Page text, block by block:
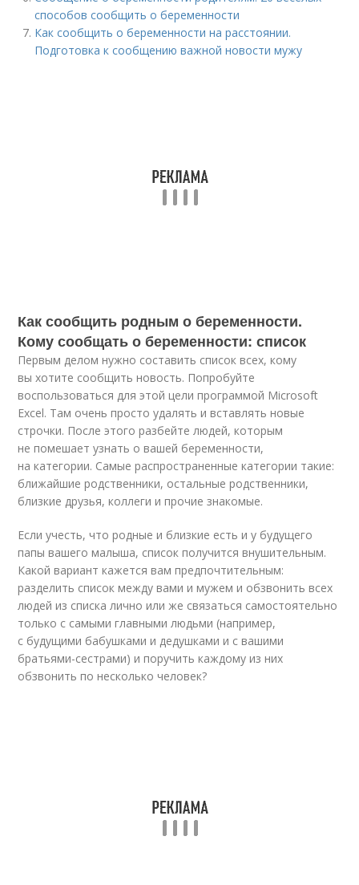
способов сообщить о беременности
Как сообщить о беременности на расстоянии.
Подготовка к сообщению важной новости мужу
Как сообщить родным о беременности.
Кому сообщать о беременности: список
Первым делом нужно составить список всех, кому
вы хотите сообщить новость. Попробуйте
воспользоваться для этой цели программой Microsoft
Excel. Там очень просто удалять и вставлять новые
строчки. После этого разбейте людей, которым
не помешает узнать о вашей беременности,
на категории. Самые распространенные категории такие:
ближайшие родственники, остальные родственники,
близкие друзья, коллеги и прочие знакомые.
Если учесть, что родные и близкие есть и у будущего
папы вашего малыша, список получится внушительным.
Какой вариант кажется вам предпочтительным:
разделить список между вами и мужем и обзвонить всех
людей из списка лично или же связаться самостоятельно
только с самыми главными людьми (например,
с будущими бабушками и дедушками и с вашими
братьями-сестрами) и поручить каждому из них
обзвонить по несколько человек?